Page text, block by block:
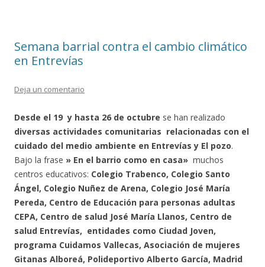
Semana barrial contra el cambio climático
en Entrevías
Deja un comentario
Desde el 19 y hasta 26 de octubre se han realizado
diversas actividades comunitarias relacionadas con el
cuidado del medio ambiente en Entrevías y El pozo.
Bajo la frase » En el barrio como en casa» muchos
centros educativos: Colegio Trabenco, Colegio Santo
Ángel, Colegio Nuñez de Arena, Colegio José María
Pereda, Centro de Educación para personas adultas
CEPA, Centro de salud José María Llanos, Centro de
salud Entrevías, entidades como Ciudad Joven,
programa Cuidamos Vallecas, Asociación de mujeres
Gitanas Alboreá, Polideportivo Alberto García, Madrid